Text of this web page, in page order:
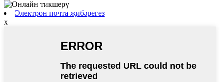
Электрон почта җибәрегез
x